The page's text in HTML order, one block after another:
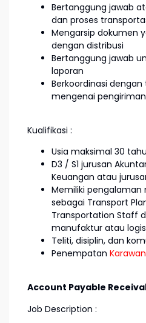
Bertanggung jawab
dan proses
Mengarsip dokumen
dengan distribusi
Bertanggung jawab
laporan
Berkoordinasi dengan
mengenai
Kualifikasi :
Usia maksimal 30
D3 / S1 jurusan
Keuangan atau
Memiliki pengalaman
sebagai Transport
Transportation Staff
manufaktur atau
Teliti, disiplin, dan
Penempatan
Account Payable
Job Description :